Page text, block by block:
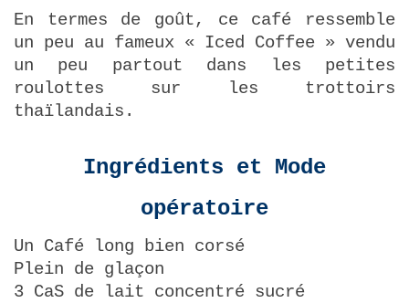
En termes de goût, ce café ressemble
un peu au fameux « Iced Coffee » vendu
un peu partout dans les petites
roulottes sur les trottoirs
thaïlandais.
Ingrédients et Mode
opératoire
Un Café long bien corsé
Plein de glaçon
3 CaS de lait concentré sucré